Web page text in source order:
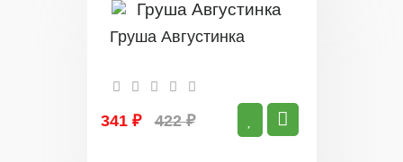
Груша Августинка
341 ₽ 422 ₽